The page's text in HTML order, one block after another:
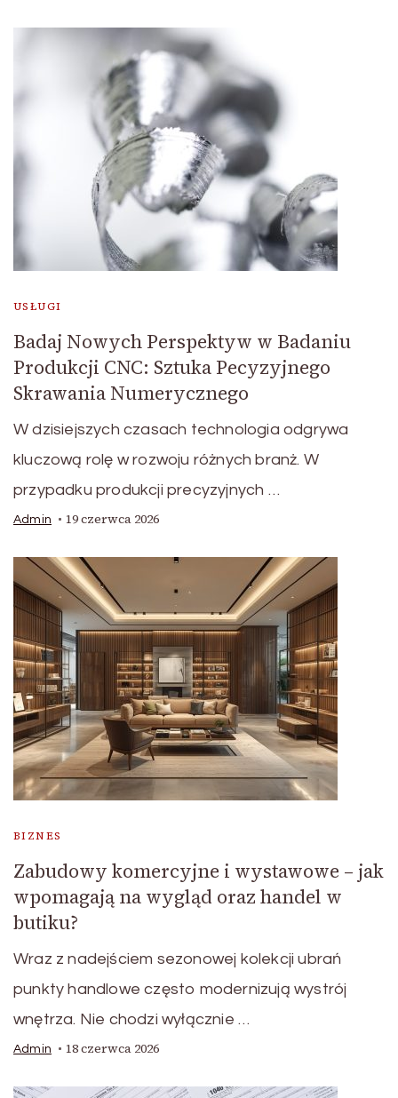
USŁUGI
Badaj Nowych Perspektyw w Badaniu
Produkcji CNC: Sztuka Pecyzyjnego
Skrawania Numerycznego
W dzisiejszych czasach technologia odgrywa
kluczową rolę w rozwoju różnych branż. W
przypadku produkcji precyzyjnych …
Admin 19 czerwca 2026
BIZNES
Zabudowy komercyjne i wystawowe – jak
wpomagają na wygląd oraz handel w
butiku?
Wraz z nadejściem sezonowej kolekcji ubrań
punkty handlowe często modernizują wystrój
wnętrza. Nie chodzi wyłącznie …
Admin 18 czerwca 2026